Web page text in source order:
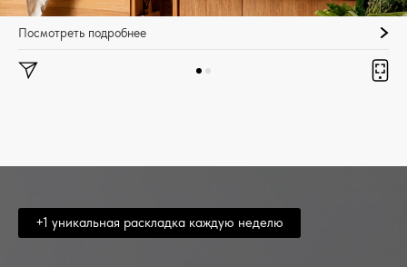
Посмотреть подробнее
+1 уникальная раскладка каждую неделю